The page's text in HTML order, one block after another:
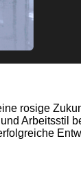
rosige
Arbeitsstil